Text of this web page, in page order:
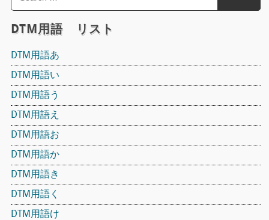
DTM用語 リスト
DTM用語あ
DTM用語い
DTM用語う
DTM用語え
DTM用語お
DTM用語か
DTM用語き
DTM用語く
DTM用語け